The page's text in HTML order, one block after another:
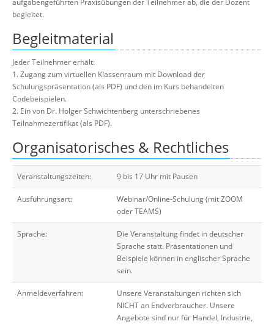
aufgabengeführten Praxisübungen der Teilnehmer ab, die der Dozent
begleitet.
Begleitmaterial
Jeder Teilnehmer erhält:
1. Zugang zum virtuellen Klassenraum mit Download der
Schulungspräsentation (als PDF) und den im Kurs behandelten
Codebeispielen.
2. Ein von Dr. Holger Schwichtenberg unterschriebenes
Teilnahmezertifikat (als PDF).
Organisatorisches & Rechtliches
Veranstaltungszeiten: 9 bis 17 Uhr mit Pausen
Ausführungsart:
Webinar/Online-Schulung (mit ZOOM
oder TEAMS)
Sprache:
Die Veranstaltung findet in deutscher
Sprache statt. Präsentationen und
Beispiele können in englischer Sprache
sein.
Anmeldeverfahren:
Unsere Veranstaltungen richten sich
NICHT an Endverbraucher. Unsere
Angebote sind nur für Handel, Industrie,